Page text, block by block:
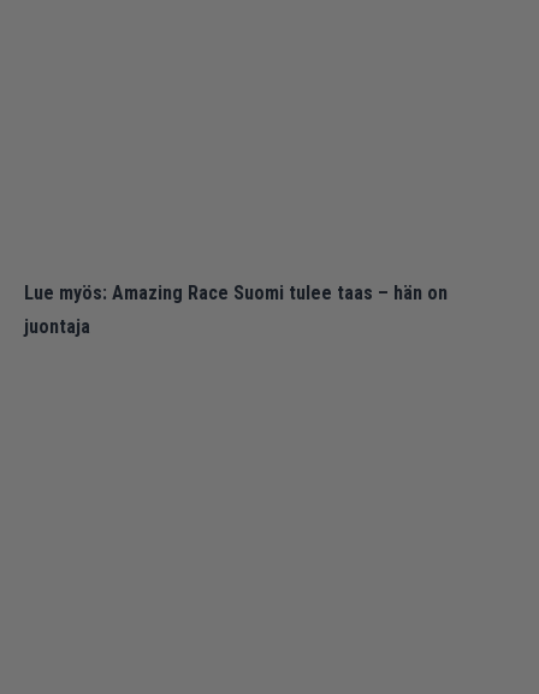
Lue myös: Amazing Race Suomi tulee taas – hän on
juontaja